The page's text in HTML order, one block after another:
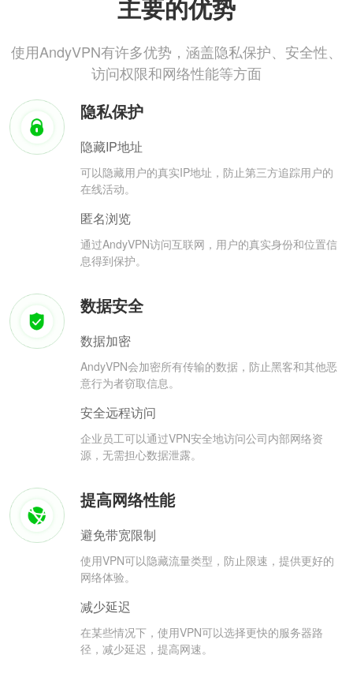
主要的优势
使用AndyVPN有许多优势，涵盖隐私保护、安全性、
访问权限和网络性能等方面
隐私保护
隐藏IP地址
可以隐藏用户的真实IP地址，防止第三方追踪用户的
在线活动。
匿名浏览
通过AndyVPN访问互联网，用户的真实身份和位置信
息得到保护。
数据安全
数据加密
AndyVPN会加密所有传输的数据，防止黑客和其他恶
意行为者窃取信息。
安全远程访问
企业员工可以通过VPN安全地访问公司内部网络资
源，无需担心数据泄露。
提高网络性能
避免带宽限制
使用VPN可以隐藏流量类型，防止限速，提供更好的
网络体验。
减少延迟
在某些情况下，使用VPN可以选择更快的服务器路
径，减少延迟，提高网速。